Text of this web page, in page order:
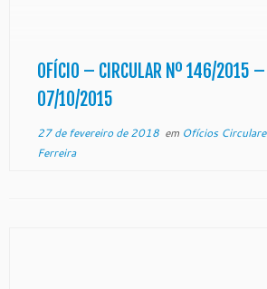
OFÍCIO – CIRCULAR Nº 146/2015 –
07/10/2015
27 de fevereiro de 2018em Ofícios
Ferreira